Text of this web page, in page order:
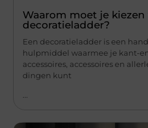
Waarom moet je kiezen
decoratieladder?
Een decoratieladder is een
hulpmiddel waarmee je kant-
accessoires, accessoires en
dingen kunt
...